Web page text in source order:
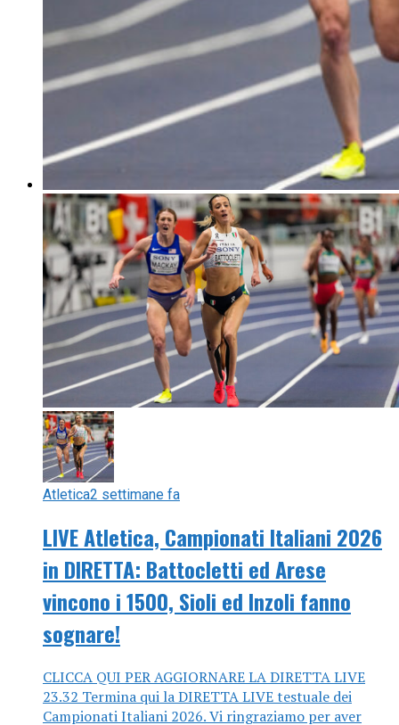
Atletica2 settimane fa
LIVE Atletica, Campionati Italiani 2026
in DIRETTA: Battocletti ed Arese
vincono i 1500, Sioli ed Inzoli fanno
sognare!
CLICCA QUI PER AGGIORNARE LA DIRETTA LIVE
23.32 Termina qui la DIRETTA LIVE testuale dei
Campionati Italiani 2026. Vi ringraziamo per aver